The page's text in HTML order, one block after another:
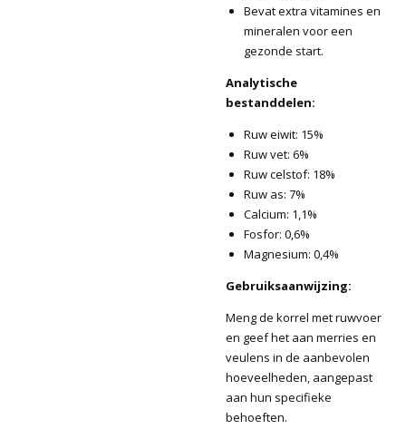
Bevat extra vitamines en
mineralen voor een
gezonde start.
Analytische
bestanddelen:
Ruw eiwit: 15%
Ruw vet: 6%
Ruw celstof: 18%
Ruw as: 7%
Calcium: 1,1%
Fosfor: 0,6%
Magnesium: 0,4%
Gebruiksaanwijzing:
Meng de korrel met ruwvoer
en geef het aan merries en
veulens in de aanbevolen
hoeveelheden, aangepast
aan hun specifieke
behoeften.